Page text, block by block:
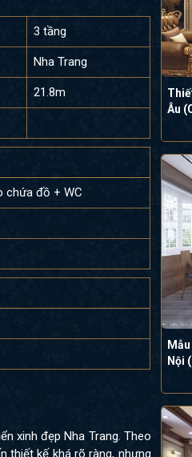
3 tầng
Nha Trang
21.8m
chứa đồ + WC
xinh đẹp Nha Trang. Theo
thiết kế khá rõ ràng, nhưng
Âu
Nội